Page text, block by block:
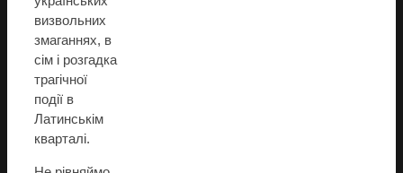
визвольних
змаганнях, в
сім і розгадка
трагічної
події в
Латинськім
кварталі.